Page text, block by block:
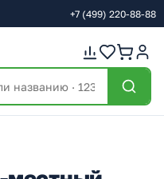
+7 (499) 220-88-88